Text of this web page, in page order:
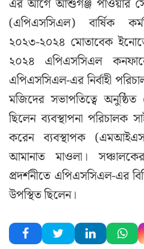
এর আগে আশুগঞ্জ পাওয়ার
(এপিএসসিএল) বার্ষিক
২০২৩-২০২৪ মোতাবেক
২০২৪ এপিএসসিএল
এপিএসসিএল-এর নির্বাহী
মজিদের সভাপতিত্বে
ছিলেন ব্যবস্থাপনা পরিচালক
করেন ব্যবস্থাপক
আমানাত মাওলা।
প্রদর্শনীতে এপিএসসিএল-এর
উপস্থিত ছিলেন।